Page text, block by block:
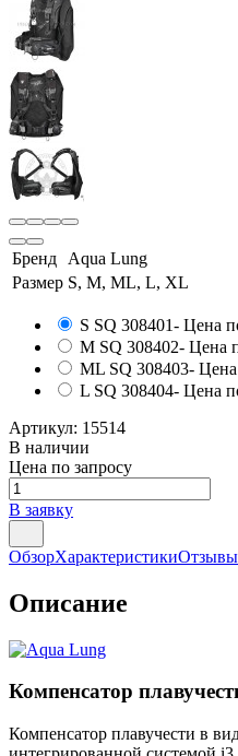
Бренд
Aqua Lung
Размер S, M, ML, L, XL
S SQ 308401- Цена
M SQ 308402- Цена
ML SQ 308403- Цена
L SQ 308404- Цена
Артикул: 15514
В наличии
Цена по запросу
В заявку
ОбзорХарактеристикиОтзывы
Описание
Компенсатор
Компенсатор плавучести в